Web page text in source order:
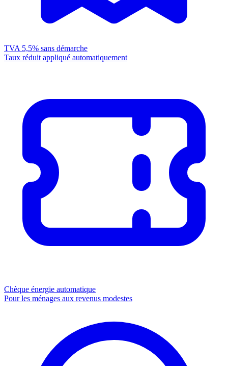
TVA 5,5% sans démarche
Taux réduit appliqué automatiquement
Chèque énergie automatique
Pour les ménages aux revenus modestes